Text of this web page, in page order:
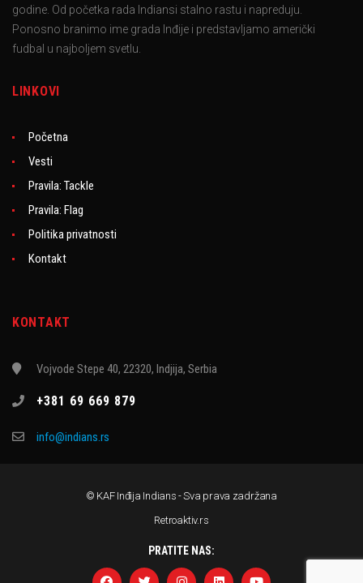
godine. Od početka rada Indiansi stalno rastu i napreduju.
Ponosno branimo ime grada Inđije i predstavljamo američki
fudbal u najboljem svetlu.
LINKOVI
Početna
Vesti
Pravila: Tackle
Pravila: Flag
Politika privatnosti
Kontakt
KONTAKT
Vojvode Stepe 40, 22320, Indjija, Serbia
+381 69 669 879
info@indians.rs
© KAF Inđija Indians - Sva prava zadržana
Retroaktiv.rs
PRATITE NAS: